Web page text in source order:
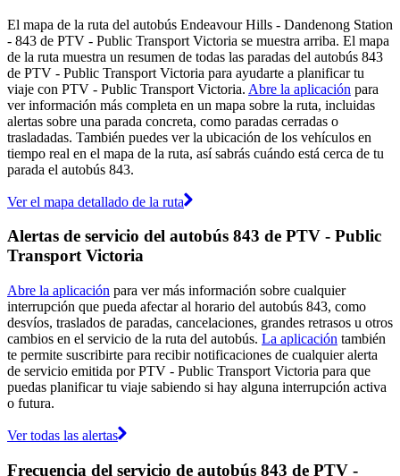
El mapa de la ruta del autobús Endeavour Hills - Dandenong Station
- 843 de PTV - Public Transport Victoria se muestra arriba. El mapa
de la ruta muestra un resumen de todas las paradas del autobús 843
de PTV - Public Transport Victoria para ayudarte a planificar tu
viaje con PTV - Public Transport Victoria. Abre la aplicación para
ver información más completa en un mapa sobre la ruta, incluidas
alertas sobre una parada concreta, como paradas cerradas o
trasladadas. También puedes ver la ubicación de los vehículos en
tiempo real en el mapa de la ruta, así sabrás cuándo está cerca de tu
parada el autobús 843.
Ver el mapa detallado de la ruta
Alertas de servicio del autobús 843 de PTV - Public
Transport Victoria
Abre la aplicación para ver más información sobre cualquier
interrupción que pueda afectar al horario del autobús 843, como
desvíos, traslados de paradas, cancelaciones, grandes retrasos u otros
cambios en el servicio de la ruta del autobús. La aplicación también
te permite suscribirte para recibir notificaciones de cualquier alerta
de servicio emitida por PTV - Public Transport Victoria para que
puedas planificar tu viaje sabiendo si hay alguna interrupción activa
o futura.
Ver todas las alertas
Frecuencia del servicio de autobús 843 de PTV -